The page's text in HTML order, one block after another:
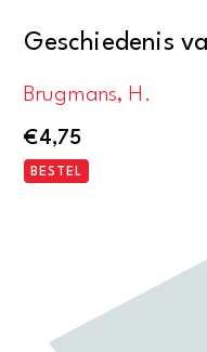
Geschiedenis
Brugmans, H.
€4,75
BESTEL